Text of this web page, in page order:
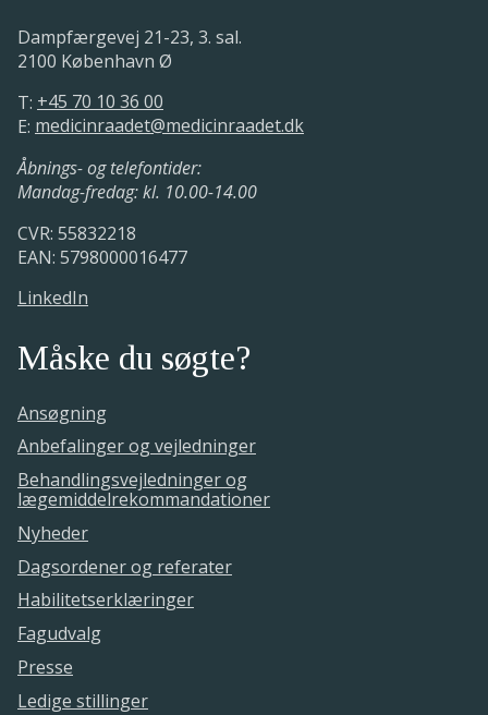
Dampfærgevej 21-23, 3. sal.
2100 København Ø
T: +45 70 10 36 00
E: medicinraadet@medicinraadet.dk
Åbnings- og telefontider:
Mandag-fredag: kl. 10.00-14.00
CVR: 55832218
EAN: 5798000016477
LinkedIn
Måske du søgte?
Ansøgning
Anbefalinger og vejledninger
Behandlingsvejledninger og
lægemiddelrekommandationer
Nyheder
Dagsordener og referater
Habilitetserklæringer
Fagudvalg
Presse
Ledige stillinger